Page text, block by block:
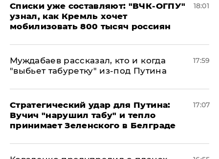
Списки уже составляют: "ВЧК-ОГПУ"
узнал, как Кремль хочет
мобилизовать 800 тысяч россиян
18:01
Муждабаев рассказал, кто и когда
"выбьет табуретку" из-под Путина
17:59
Стратегический удар для Путина:
Вучич "нарушил табу" и тепло
принимает Зеленского в Белграде
17:07